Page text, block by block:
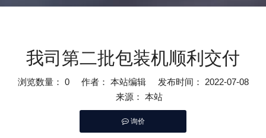
我司第二批包装机顺利交付
浏览数量： 0作者： 本站编辑 发布时间： 2022-07-08
来源： 本站
询价